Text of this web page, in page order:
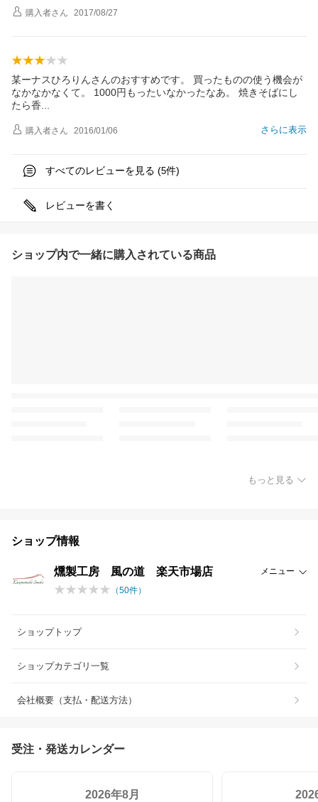
購入者さん 2017/08/27
某ーナスひろりんさんのおすすめです。 買ったものの使う機会が
なかなかなくて。 1000円もったいなかったなあ。 焼きそばにし
たら香
さらに表示
購入者さん 2016/01/06
すべてのレビューを見る (5件)
レビューを書く
ショップ内で一緒に購入されている商品
もっと見る
ショップ情報
燻製工房 風の道 楽天市場店
メニュー
（50件）
ショップトップ
ショップカテゴリ一覧
会社概要（支払・配送方法）
受注・発送カレンダー
2026年8月